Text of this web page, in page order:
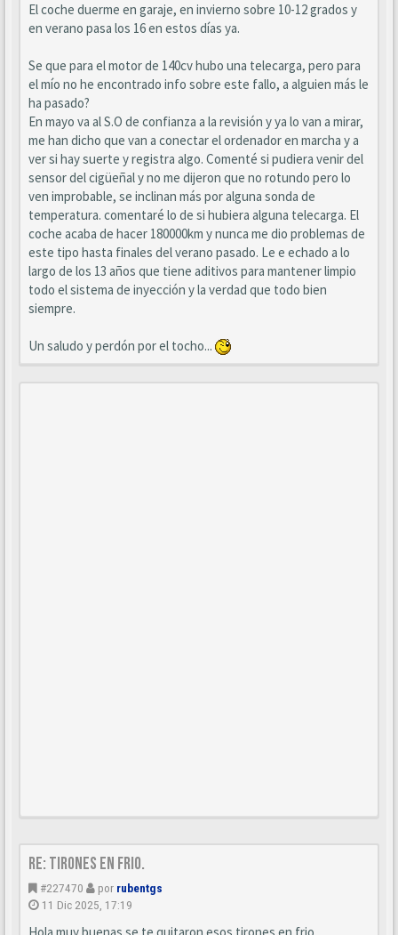
El coche duerme en garaje, en invierno sobre 10-12 grados y
en verano pasa los 16 en estos días ya.
Se que para el motor de 140cv hubo una telecarga, pero para
el mío no he encontrado info sobre este fallo, a alguien más le
ha pasado?
En mayo va al S.O de confianza a la revisión y ya lo van a mirar,
me han dicho que van a conectar el ordenador en marcha y a
ver si hay suerte y registra algo. Comenté si pudiera venir del
sensor del cigüeñal y no me dijeron que no rotundo pero lo
ven improbable, se inclinan más por alguna sonda de
temperatura. comentaré lo de si hubiera alguna telecarga. El
coche acaba de hacer 180000km y nunca me dio problemas de
este tipo hasta finales del verano pasado. Le e echado a lo
largo de los 13 años que tiene aditivos para mantener limpio
todo el sistema de inyección y la verdad que todo bien
siempre.
Un saludo y perdón por el tocho...
Re: Tirones en frio.
#227470 por rubentgs
11 Dic 2025, 17:19